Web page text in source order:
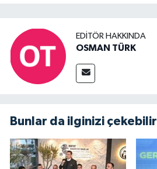
EDITÖR HAKKINDA
OSMAN TÜRK
Bunlar da ilginizi çekebilir